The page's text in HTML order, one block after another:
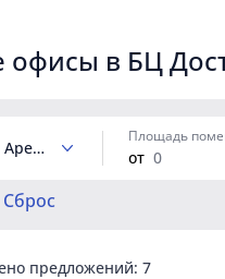
офисы в БЦ
Аренда
Площадь
от
Сброс
предложений: 7